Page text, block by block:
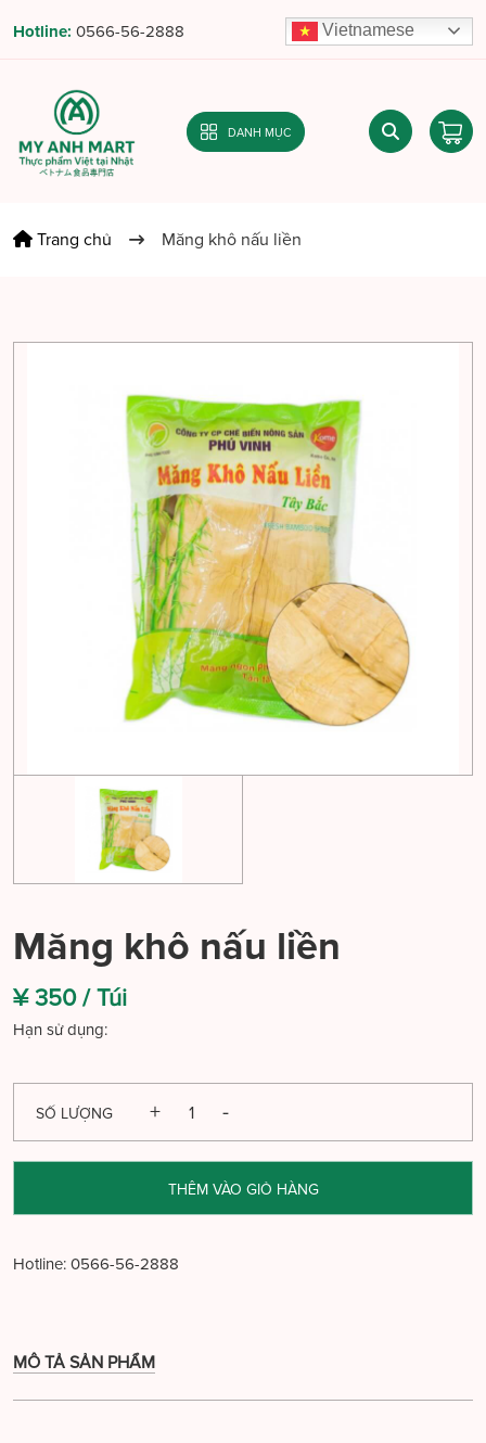
Hotline: 0566-56-2888 Vietnamese
DANH MỤC
Trang chủ Măng khô nấu liền
Măng khô nấu liền
¥ 350 /Túi
Hạn sử dụng:
SỐ LƯỢNG
THÊM VÀO GIỎ HÀNG
Hotline: 0566-56-2888
MÔ TẢ SẢN PHẨM